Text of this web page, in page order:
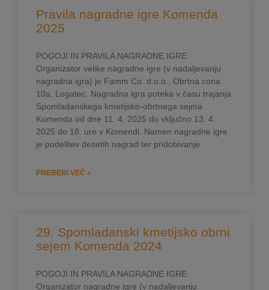
Pravila nagradne igre Komenda
2025
POGOJI IN PRAVILA NAGRADNE IGRE
Organizator velike nagradne igre (v nadaljevanju
nagradna igra) je Famm Co. d.o.o., Obrtna cona
10a, Logatec. Nagradna igra poteka v času trajanja
Spomladanskega kmetijsko-obrtnega sejma
Komenda od dne 11. 4. 2025 do vključno 13. 4.
2025 do 18. ure v Komendi. Namen nagradne igre
je podelitev desetih nagrad ter pridobivanje
PREBERI VEČ »
29. Spomladanski kmetijsko obrni
sejem Komenda 2024
POGOJI IN PRAVILA NAGRADNE IGRE
Organizator nagradne igre (v nadaljevanju